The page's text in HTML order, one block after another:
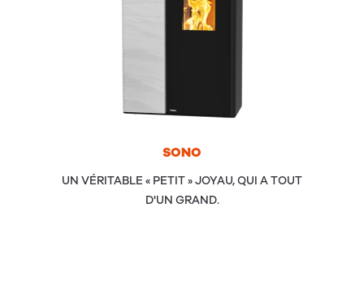
SONO
UN VÉRITABLE « PETIT » JOYAU, QUI A TOUT
D'UN GRAND.